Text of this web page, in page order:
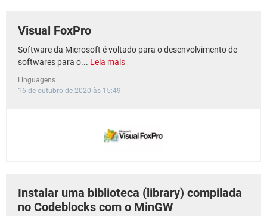
Visual FoxPro
Software da Microsoft é voltado para o desenvolvimento de
softwares para o... Leia mais
Linguagens
16 de outubro de 2020 às 15:49
Instalar uma biblioteca (library) compilada
no Codeblocks com o MinGW